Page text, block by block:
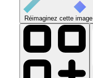
Réimaginez cette image